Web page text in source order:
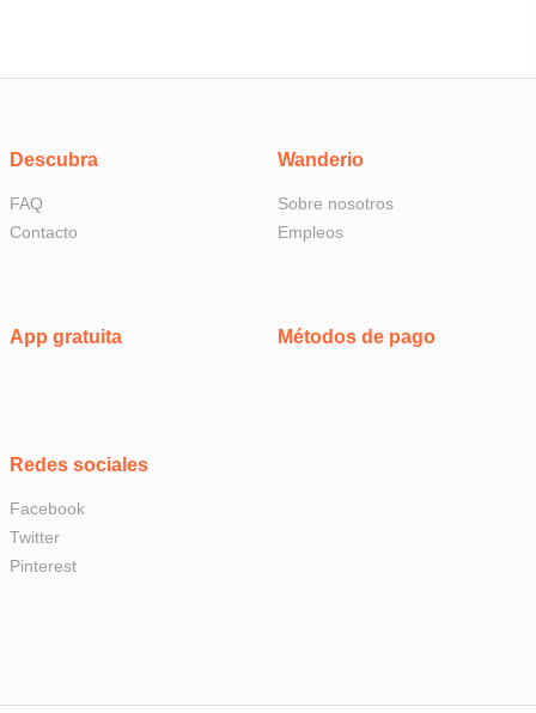
Descubra
FAQ
Contacto
Wanderio
Sobre nosotros
Empleos
App gratuita
Redes sociales
Facebook
Twitter
Pinterest
Métodos de pago